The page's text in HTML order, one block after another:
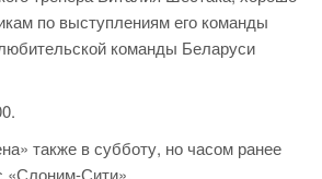
по выступлениям его команды
команды Беларуси
также в субботу, но часом ранее
«Слоним-Сити».